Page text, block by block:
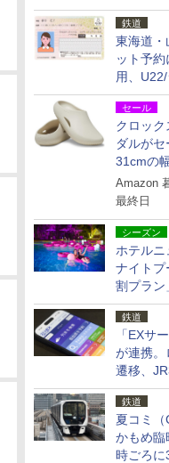
も確認可
鉄道
東海道・
ット予
用、U22/
を9月15
セール
クロック
ダルが
31cmの
独自の
Amazon
最終日
シーズン
ホテルニ
ナイトプ
割プラン
およそ半
鉄道
「EXサ
が連携。
遷移、
予約をア
鉄道
夏コミ（
かもめ臨
時ごろに